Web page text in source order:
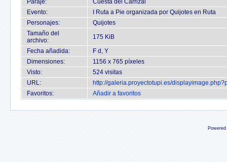
Paraje:
Cuesta del Carrizal
Evento:
I Ruta a Pie organizada por Quijotes en Ruta
Personajes:
Quijotes
Tamaño del
archivo:
175 KiB
Fecha añadida:
F d, Y
Dimensiones:
1156 x 765 píxeles
Visto:
524 visitas
URL:
http://galeria.proyectotupi.es/
Favoritos:
Añadir a favoritos